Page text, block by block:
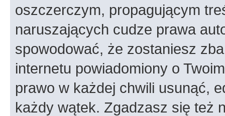
oszczerczym, propagującym
naruszających cudze prawa
spowodować, że zostaniesz
internetu powiadomiony o
prawo w każdej chwili usunąć,
każdy wątek. Zgadzasz się też